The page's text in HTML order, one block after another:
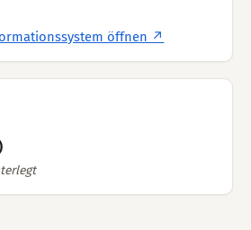
öffnen ↗